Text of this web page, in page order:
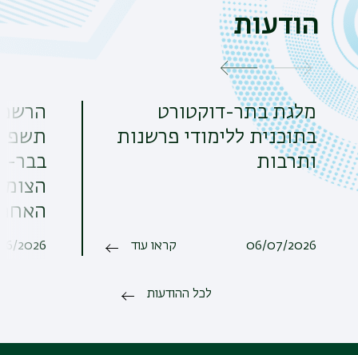
הודעות
מלגת בתר-דוקטורט
בתוכנית ללימודי פרשנות
ותרבות
06/07/2026 קראו עוד
בבר-
2026
לכל ההודעות